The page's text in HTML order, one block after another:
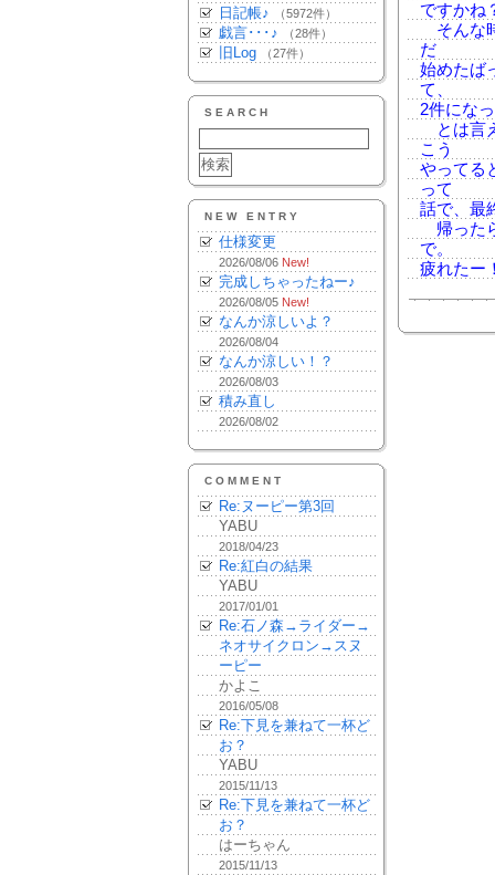
日記帳♪ （5972件）
戯言･･･♪ （28件）
旧Log （27件）
SEARCH
NEW ENTRY
仕様変更
2026/08/06 New!
完成しちゃったねー♪
2026/08/05 New!
なんか涼しいよ？
2026/08/04
なんか涼しい！？
2026/08/03
積み直し
2026/08/02
COMMENT
Re:ヌーピー第3回
YABU
2018/04/23
Re:紅白の結果
YABU
2017/01/01
Re:石ノ森→ライダー→
ネオサイクロン→スヌ
ーピー
かよこ
2016/05/08
Re:下見を兼ねて一杯ど
お？
YABU
2015/11/13
Re:下見を兼ねて一杯ど
お？
はーちゃん
2015/11/13
ですかね
そんな
だ
始めたば
て、
2件にな
とは言
こう
やってる
って
話で、最
帰った
で。
疲れたー